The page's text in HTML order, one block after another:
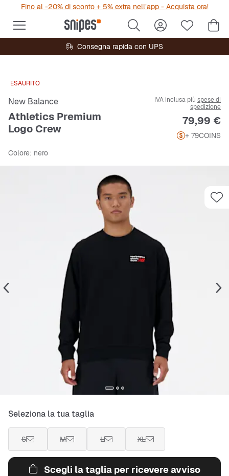
Fino al -20% di sconto + 5% extra nell’app - Acquista ora!
Consegna rapida con UPS
ESAURITO
New Balance
Athletics Premium
Logo Crew
IVA inclusa più spese di
spedizione
Prezzo
79,99 €
+ 79COINS
Colore: nero
Seleziona la tua taglia
S M L XL
Scegli la taglia per ricevere avviso